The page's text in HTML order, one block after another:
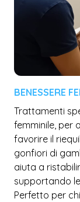
BENESSERE
Trattamenti
femminile, per
favorire il
gonfiori di
aiuta a
supportando
Perfetto per